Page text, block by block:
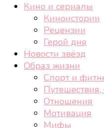
cheek-look.ru
Женский сайт о
здоровом образе
Кино и сериалы
Киноистории
Рецензии
Герой дня
Новости звёзд
Образ жизни
Спорт и
Отношения
Мотивация
Мифы